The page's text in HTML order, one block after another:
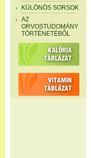
KÜLÖNÖS SORSOK
AZ
ORVOSTUDOMÁNY
TÖRTÉNETÉBŐL